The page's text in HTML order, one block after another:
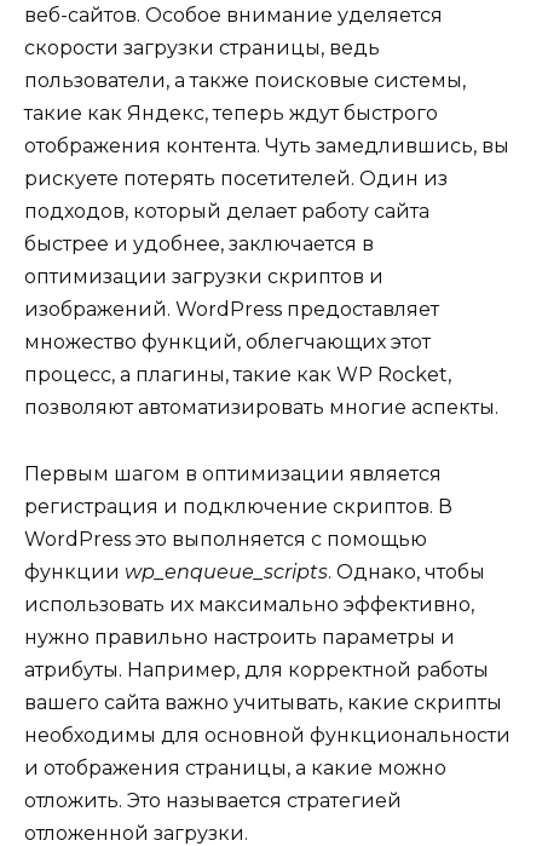
веб-сайтов. Особое внимание уделяется
скорости загрузки страницы, ведь
пользователи, а также поисковые системы,
такие как Яндекс, теперь ждут быстрого
отображения контента. Чуть замедлившись, вы
рискуете потерять посетителей. Один из
подходов, который делает работу сайта
быстрее и удобнее, заключается в
оптимизации загрузки скриптов и
изображений. WordPress предоставляет
множество функций, облегчающих этот
процесс, а плагины, такие как WP Rocket,
позволяют автоматизировать многие аспекты.
Первым шагом в оптимизации является
регистрация и подключение скриптов. В
WordPress это выполняется с помощью
функции wp_enqueue_scripts. Однако, чтобы
использовать их максимально эффективно,
нужно правильно настроить параметры и
атрибуты. Например, для корректной работы
вашего сайта важно учитывать, какие скрипты
необходимы для основной функциональности
и отображения страницы, а какие можно
отложить. Это называется стратегией
отложенной загрузки.